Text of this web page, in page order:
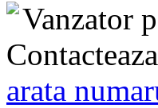
Vanzator
arata